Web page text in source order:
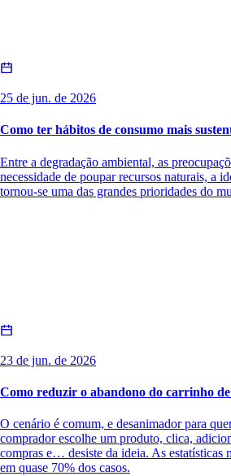
25 de jun. de 2026
Como ter hábitos de consumo mais
Entre a degradação ambiental, as
necessidade de poupar recursos naturais, a
tornou-se uma das grandes prioridades do
23 de jun. de 2026
Como reduzir o abandono do carrinho
O cenário é comum, e desanimador para
comprador escolhe um produto, clica,
compras e… desiste da ideia. As estatísticas
em quase 70% dos casos.